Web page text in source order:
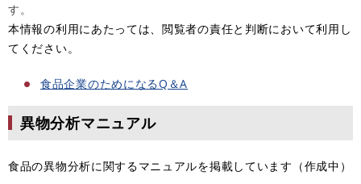
す。
本情報の利用にあたっては、閲覧者の責任と判断において利用し
てください。​
食品企業のためになるQ＆A
異物分析マニュアル
食品の異物分析に関するマニュアルを掲載しています（作成中）